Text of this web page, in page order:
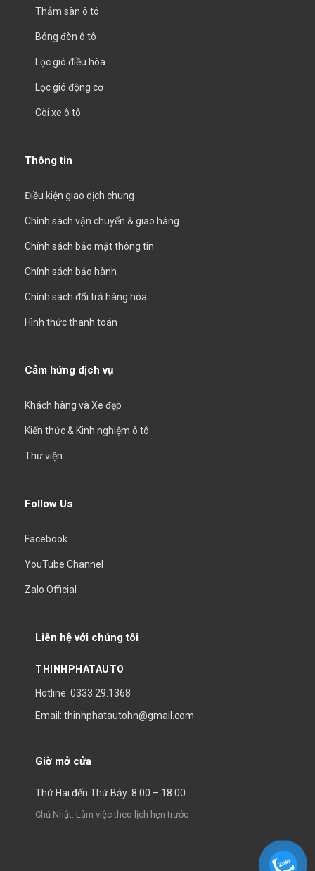
Thảm sàn ô tô
Bóng đèn ô tô
Lọc gió điều hòa
Lọc gió động cơ
Còi xe ô tô
Thông tin
Điều kiện giao dịch chung
Chính sách vận chuyển & giao hàng
Chính sách bảo mật thông tin
Chính sách bảo hành
Chính sách đổi trả hàng hóa
Hình thức thanh toán
Cảm hứng dịch vụ
Khách hàng và Xe đẹp
Kiến thức & Kinh nghiệm ô tô
Thư viện
Follow Us
Facebook
YouTube Channel
Zalo Official
Liên hệ với chúng tôi
THINHPHATAUTO
Hotline: 0333.29.1368
Email: thinhphatautohn@gmail.com
Giờ mở cửa
Thứ Hai đến Thứ Bảy: 8:00 – 18:00
Chủ Nhật: Làm việc theo lịch hẹn trước